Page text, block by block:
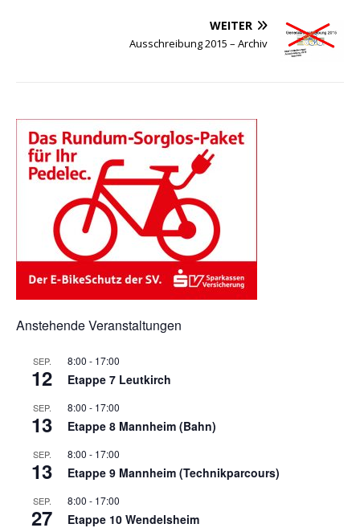
WEITER
Ausschreibung 2015 – Archiv
Anstehende Veranstaltungen
SEP.
12
8:00 - 17:00
Etappe 7 Leutkirch
SEP.
13
8:00 - 17:00
Etappe 8 Mannheim (Bahn)
SEP.
13
8:00 - 17:00
Etappe 9 Mannheim (Technikparcours)
SEP.
27
8:00 - 17:00
Etappe 10 Wendelsheim